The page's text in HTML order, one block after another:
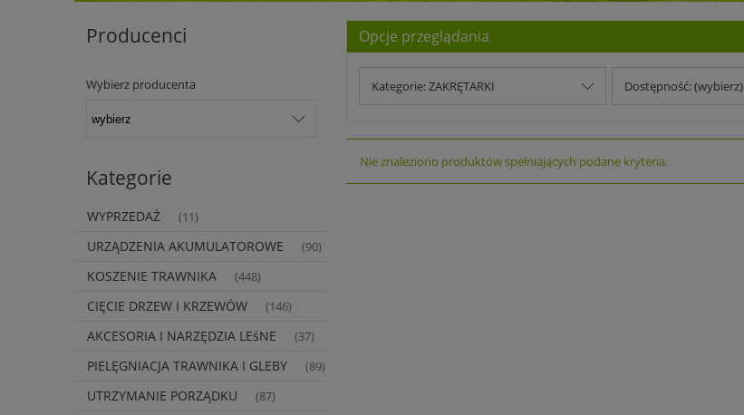
Producenci
Wybierz producenta
Kategorie
WYPRZEDAŻ (11)
URZĄDZENIA AKUMULATOROWE (90)
KOSZENIE TRAWNIKA (448)
CIĘCIE DRZEW I KRZEWÓW (146)
AKCESORIA I NARZĘDZIA LEśNE (37)
PIELĘGNIACJA TRAWNIKA I GLEBY (89)
UTRZYMANIE PORZĄDKU (87)
Opcje przeglądania
Kategorie: ZAKRĘTARKI Dostępność: (wybierz)
Nie znaleziono produktów spełniających podane kryteria.